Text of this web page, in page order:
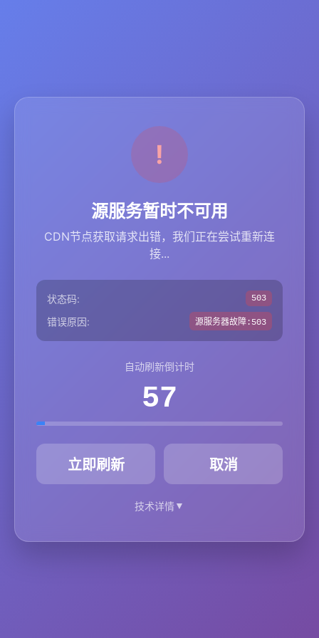
源服务暂时不可用
CDN节点获取请求出错，我们正在尝试重新连
接...
状态码: 503
错误原因: 源服务器故障:503
自动刷新倒计时
57
立即刷新 取消
技术详情▼